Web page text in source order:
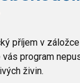
příjem v
program
živin.